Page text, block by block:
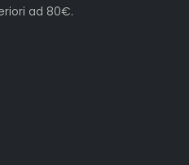
ad 80€.